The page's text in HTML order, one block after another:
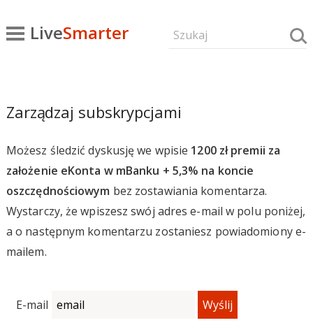
LiveSmarter
Zarządzaj subskrypcjami
Możesz śledzić dyskusję we wpisie 1200 zł premii za
założenie eKonta w mBanku + 5,3% na koncie
oszczędnościowym bez zostawiania komentarza.
Wystarczy, że wpiszesz swój adres e-mail w polu poniżej,
a o następnym komentarzu zostaniesz powiadomiony e-
mailem.
E-mail